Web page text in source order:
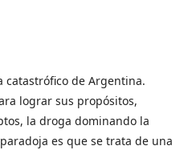
catastrófico de Argentina.
lograr sus propósitos,
la droga dominando la
es que se trata de una